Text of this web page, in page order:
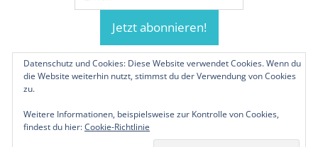
© 2019-2026 Familienunternehmen.eu. Alle
Datenschutz und Cookies: Diese Website verwendet Cookies. Wenn du
die Website weiterhin nutzt, stimmst du der Verwendung von Cookies
zu.
Weitere Informationen, beispielsweise zur Kontrolle von Cookies,
findest du hier:Cookie-Richtlinie